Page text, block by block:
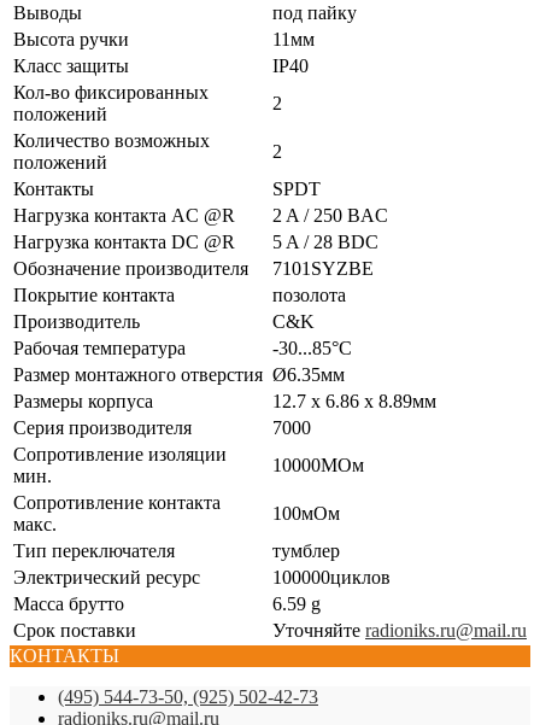
Выводы
под пайку
Высота ручки
11мм
Класс защиты
IP40
Кол-во фиксированных
положений
2
Количество возможных
положений
2
Контакты
SPDT
Нагрузка контакта AC @R
2 A / 250 ВAC
Нагрузка контакта DC @R
5 A / 28 ВDC
Обозначение производителя
7101SYZBE
Покрытие контакта
позолота
Производитель
C&K
Рабочая температура
-30...85°C
Размер монтажного отверстия Ø6.35мм
Размеры корпуса
12.7 x 6.86 x 8.89мм
Серия производителя
7000
Сопротивление изоляции
мин.
10000МОм
Сопротивление контакта
макс.
100мОм
Тип переключателя
тумблер
Электрический ресурс
100000циклов
Масса брутто
6.59 g
Срок поставки
Уточняйте radioniks.ru@mail.ru
КОНТАКТЫ
(495) 544-73-50, (925) 502-42-73
radioniks.ru@mail.ru